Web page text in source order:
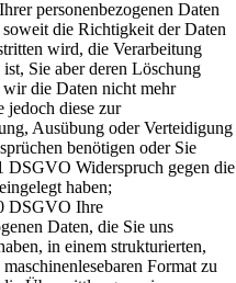
personenbezogenen Daten
die Richtigkeit der Daten
wird, die Verarbeitung
Sie aber deren Löschung
wir die Daten nicht mehr
jedoch diese zur
Ausübung oder Verteidigung
benötigen oder Sie
DSGVO Widerspruch gegen die
haben;
DSGVO Ihre
Daten, die Sie uns
in einem strukturierten,
Format zu